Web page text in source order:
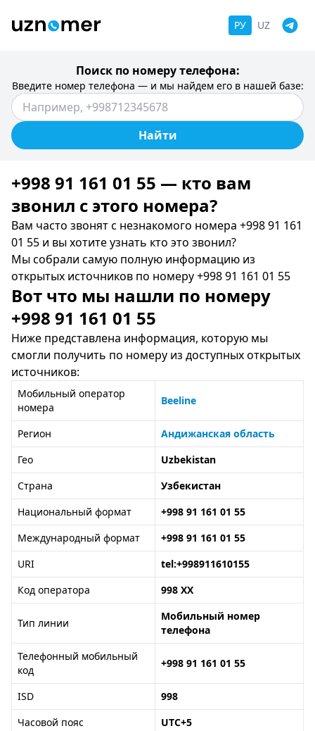
РУ UZ
Поиск по номеру телефона:
Введите номер телефона — и мы найдем его в нашей базе:
Найти
+998 91 161 01 55 — кто вам
звонил c этого номера?
Вам часто звонят с незнакомого номера +998 91 161
01 55 и вы хотите узнать кто это звонил?
Мы собрали самую полную информацию из
открытых источников по номеру +998 91 161 01 55
Вот что мы нашли по номеру
+998 91 161 01 55
Ниже представлена информация, которую мы
смогли получить по номеру из доступных открытых
источников:
Мобильный оператор
номера
Beeline
Регион
Андижанская область
Гео
Uzbekistan
Страна
Узбекистан
Национальный формат
+998 91 161 01 55
Международный формат
+998 91 161 01 55
URI
tel:+998911610155
Код оператора
998 XX
Тип линии
Мобильный номер
телефона
Телефонный мобильный
код
+998 91 161 01 55
ISD
998
Часовой пояс
UTC+5